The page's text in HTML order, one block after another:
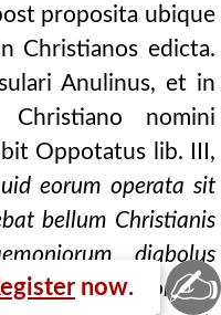
now.
proposita ubique
Christianos edicta.
Anulinus, et in
nomini
Oppotatus lib. III,
eorum operata sit
bellum Christianis
diabolus
arae nidoribus,
✍